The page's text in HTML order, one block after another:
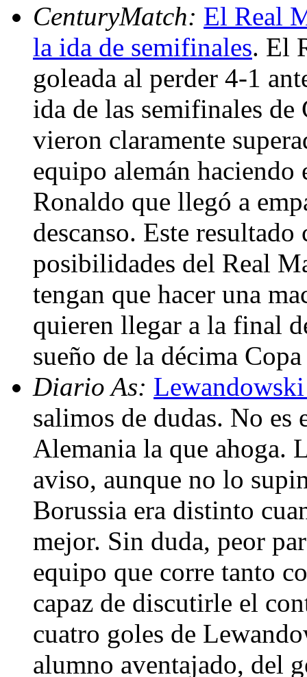
CenturyMatch: El Real
la ida de semifinales. El
goleada al perder 4-1
ida de las semifinales de
vieron claramente
equipo alemán haciendo
Ronaldo que llegó a
descanso. Este
posibilidades del Real
tengan que hacer una
quieren llegar a la final
sueño de la décima
Diario As:
salimos de dudas. No es
Alemania la que ahoga.
aviso, aunque no lo
Borussia era distinto
mejor. Sin duda, peor
equipo que corre tanto
capaz de discutirle el
cuatro goles de
alumno aventajado, del